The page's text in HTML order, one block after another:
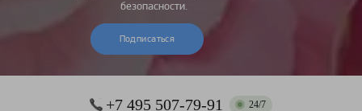
безопасности.
Подписаться
+7 495 507-79-91 24/7